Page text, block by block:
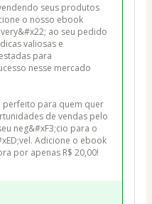
seus produtos
o nosso ebook
ao seu pedido
valiosas e
para
nesse mercado
perfeito para quem quer
de vendas pelo
neg&#xF3;cio para o
Adicione o ebook
por apenas R$ 20,00!